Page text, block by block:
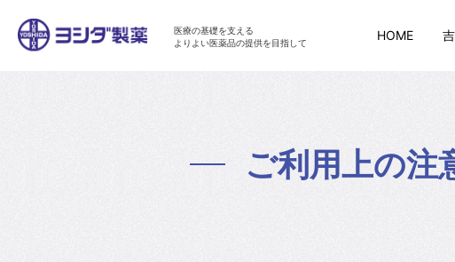
医療の基礎を支える
よりよい医薬品の提供を目指して
HOME
ご利用上の注